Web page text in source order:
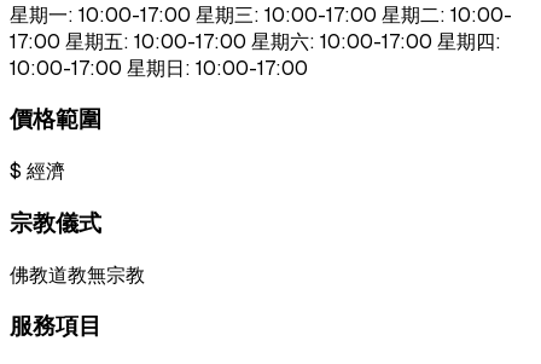
星期一: 10:00-17:00 星期三: 10:00-17:00 星期二: 10:00-
17:00 星期五: 10:00-17:00 星期六: 10:00-17:00 星期四:
10:00-17:00 星期日: 10:00-17:00
價格範圍
$ 經濟
宗教儀式
佛教道教無宗教
服務項目